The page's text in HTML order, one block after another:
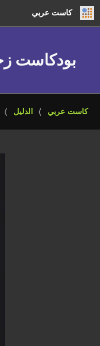
كاست عربي
بودكاست
كاست عربي الدليل